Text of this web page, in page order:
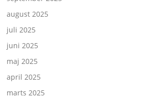
august 2025
juli 2025
juni 2025
maj 2025
april 2025
marts 2025